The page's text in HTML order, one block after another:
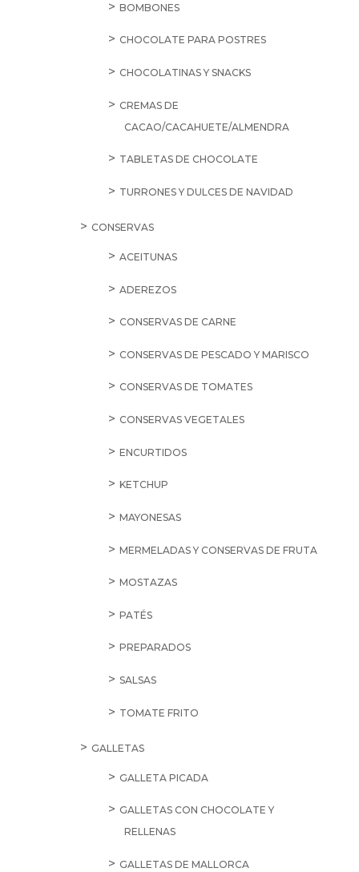
BOMBONES
CHOCOLATE PARA POSTRES
CHOCOLATINAS Y SNACKS
CREMAS DE
CACAO/CACAHUETE/ALMENDRA
TABLETAS DE CHOCOLATE
TURRONES Y DULCES DE NAVIDAD
CONSERVAS
ACEITUNAS
ADEREZOS
CONSERVAS DE CARNE
CONSERVAS DE PESCADO Y MARISCO
CONSERVAS DE TOMATES
CONSERVAS VEGETALES
ENCURTIDOS
KETCHUP
MAYONESAS
MERMELADAS Y CONSERVAS DE FRUTA
MOSTAZAS
PATÉS
PREPARADOS
SALSAS
TOMATE FRITO
GALLETAS
GALLETA PICADA
GALLETAS CON CHOCOLATE Y
RELLENAS
GALLETAS DE MALLORCA